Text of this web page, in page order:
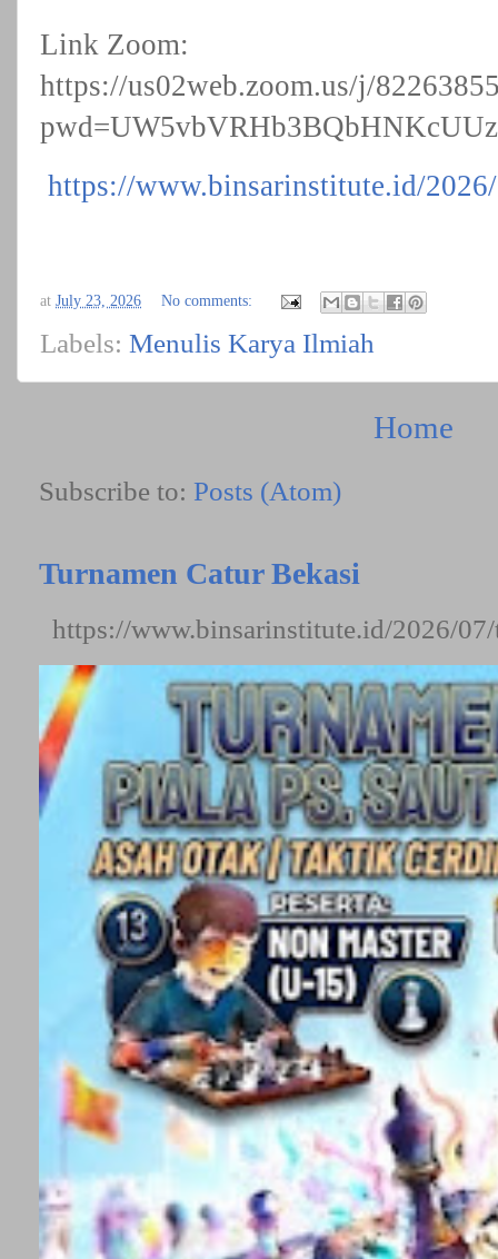
Link Zoom:
https://us02web.zoom.us/j/
https://www.binsarinstitute.id/
at July 23, 2026 No comments:
Labels: Menulis Karya Ilmiah
Home
Subscribe to: Posts (Atom)
Turnamen Catur Bekasi
https://www.binsarinstitute.id/2026/